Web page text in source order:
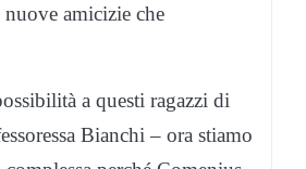
amicizie che
a questi ragazzi di
Bianchi – ora stiamo